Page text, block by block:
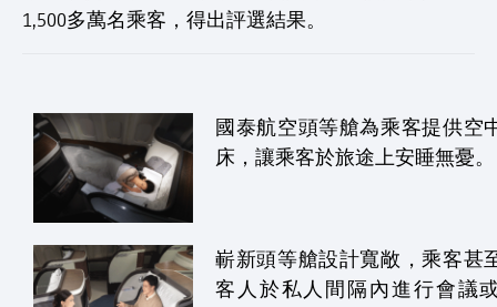
1,500多萬名乘客，得出評選結果。
國泰航空頭等艙為乘客提供空
床，讓乘客於旅途上安睡無憂。
嶄新頭等艙設計寬敞，乘客甚
客人於私人間隔內進行會議